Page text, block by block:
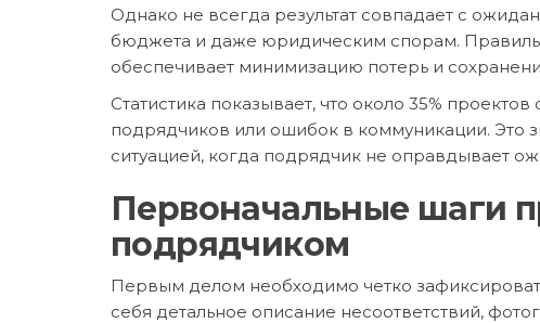
Однако не всегда результат совпадает с
бюджета и даже юридическим спорам.
обеспечивает минимизацию потерь и
Статистика показывает, что около 35%
подрядчиков или ошибок в коммуникации. Это
ситуацией, когда подрядчик не оправдывает
Первоначальные шаги
подрядчиком
Первым делом необходимо четко
себя детальное описание несоответствий,